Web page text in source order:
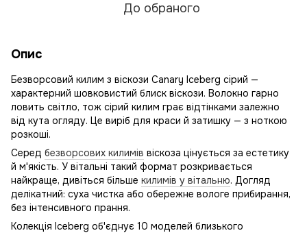
До обраного
Опис
Безворсовий килим з віскози Canary Iceberg сірий —
характерний шовковистий блиск віскози. Волокно гарно
ловить світло, тож сірий килим грає відтінками залежно
від кута огляду. Це виріб для краси й затишку — з ноткою
розкоші.
Серед безворсових килимів віскоза цінується за естетику
й м'якість. У вітальні такий формат розкривається
найкраще, дивіться більше килимів у вітальню. Догляд
делікатний: суха чистка або обережне вологе прибирання,
без інтенсивного прання.
Колекція Iceberg об'єднує 10 моделей близького